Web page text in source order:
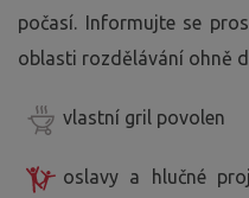
počasí. Informujte se
oblasti rozdělávání ohně
vlastní gril povolen
oslavy a hlučné